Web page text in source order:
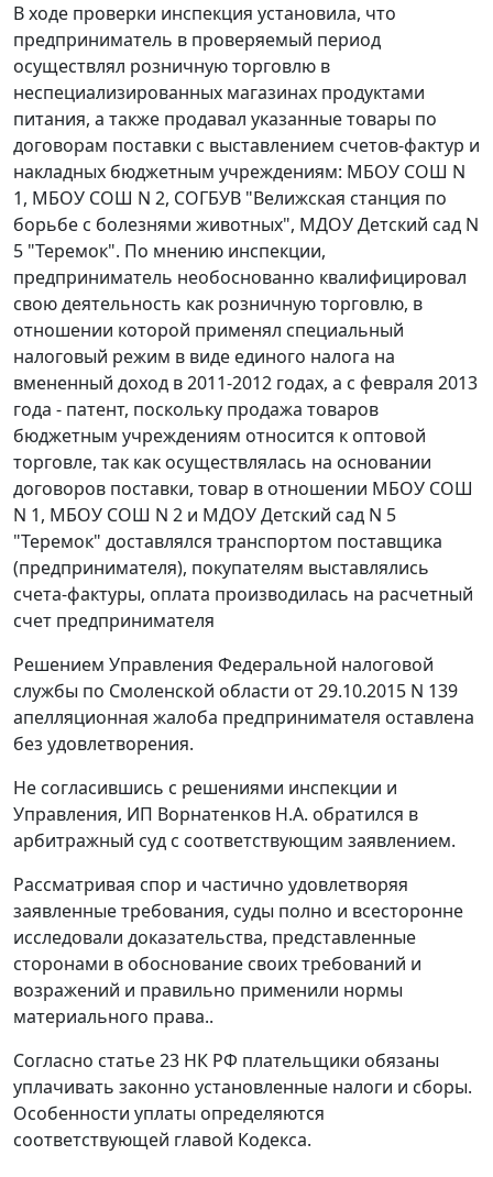
В ходе проверки инспекция установила, что
предприниматель в проверяемый период
осуществлял розничную торговлю в
неспециализированных магазинах продуктами
питания, а также продавал указанные товары по
договорам поставки с выставлением счетов-фактур и
накладных бюджетным учреждениям: МБОУ СОШ N
1, МБОУ СОШ N 2, СОГБУВ "Велижская станция по
борьбе с болезнями животных", МДОУ Детский сад N
5 "Теремок". По мнению инспекции,
предприниматель необоснованно квалифицировал
свою деятельность как розничную торговлю, в
отношении которой применял специальный
налоговый режим в виде единого налога на
вмененный доход в 2011-2012 годах, а с февраля 2013
года - патент, поскольку продажа товаров
бюджетным учреждениям относится к оптовой
торговле, так как осуществлялась на основании
договоров поставки, товар в отношении МБОУ СОШ
N 1, МБОУ СОШ N 2 и МДОУ Детский сад N 5
"Теремок" доставлялся транспортом поставщика
(предпринимателя), покупателям выставлялись
счета-фактуры, оплата производилась на расчетный
счет предпринимателя
Решением Управления Федеральной налоговой
службы по Смоленской области от 29.10.2015 N 139
апелляционная жалоба предпринимателя оставлена
без удовлетворения.
Не согласившись с решениями инспекции и
Управления, ИП Ворнатенков Н.А. обратился в
арбитражный суд с соответствующим заявлением.
Рассматривая спор и частично удовлетворяя
заявленные требования, суды полно и всесторонне
исследовали доказательства, представленные
сторонами в обоснование своих требований и
возражений и правильно применили нормы
материального права..
Согласно статье 23 НК РФ плательщики обязаны
уплачивать законно установленные налоги и сборы.
Особенности уплаты определяются
соответствующей главой Кодекса.